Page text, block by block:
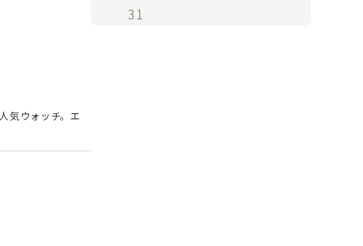
気ウォッチ。エ
31